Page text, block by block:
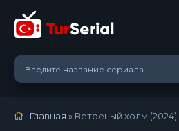
Главная » Ветреный холм (2024)